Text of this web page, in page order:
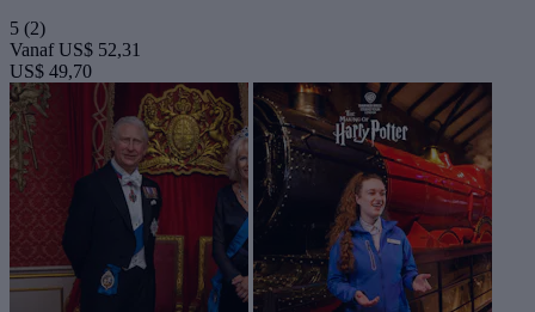
5 (2)
Vanaf US$ 52,31
US$ 49,70